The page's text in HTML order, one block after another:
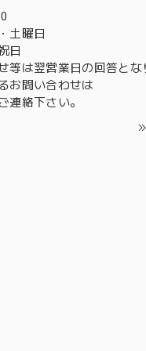
土曜日
日
等は翌営業日の回答とな
お問い合わせは
連絡下さい。